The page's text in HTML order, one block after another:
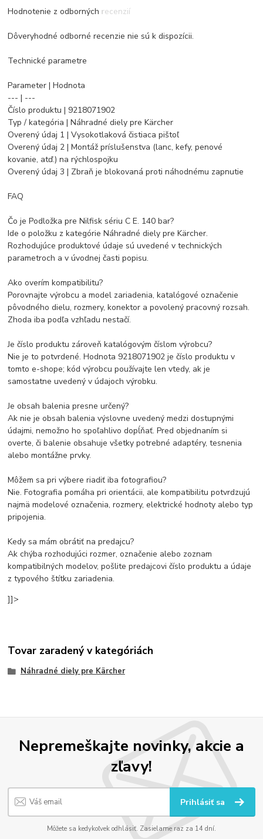
Hodnotenie z odborných recenzií
Dôveryhodné odborné recenzie nie sú k dispozícii.
Technické parametre
Parameter | Hodnota
--- | ---
Číslo produktu | 9218071902
Typ / kategória | Náhradné diely pre Kärcher
Overený údaj 1 | Vysokotlaková čistiaca pištoľ
Overený údaj 2 | Montáž príslušenstva (lanc, kefy, penové
kovanie, atď.) na rýchlospojku
Overený údaj 3 | Zbraň je blokovaná proti náhodnému zapnutie
FAQ
Čo je Podložka pre Nilfisk sériu C E. 140 bar?
Ide o položku z kategórie Náhradné diely pre Kärcher.
Rozhodujúce produktové údaje sú uvedené v technických
parametroch a v úvodnej časti popisu.
Ako overím kompatibilitu?
Porovnajte výrobcu a model zariadenia, katalógové označenie
pôvodného dielu, rozmery, konektor a povolený pracovný rozsah.
Zhoda iba podľa vzhľadu nestačí.
Je číslo produktu zároveň katalógovým číslom výrobcu?
Nie je to potvrdené. Hodnota 9218071902 je číslo produktu v
tomto e-shope; kód výrobcu používajte len vtedy, ak je
samostatne uvedený v údajoch výrobku.
Je obsah balenia presne určený?
Ak nie je obsah balenia výslovne uvedený medzi dostupnými
údajmi, nemožno ho spoľahlivo dopĺňať. Pred objednaním si
overte, či balenie obsahuje všetky potrebné adaptéry, tesnenia
alebo montážne prvky.
Môžem sa pri výbere riadiť iba fotografiou?
Nie. Fotografia pomáha pri orientácii, ale kompatibilitu potvrdzujú
najmä modelové označenia, rozmery, elektrické hodnoty alebo typ
pripojenia.
Kedy sa mám obrátiť na predajcu?
Ak chýba rozhodujúci rozmer, označenie alebo zoznam
kompatibilných modelov, pošlite predajcovi číslo produktu a údaje
z typového štítku zariadenia.
]]>
Tovar zaradený v kategóriách
Náhradné diely pre Kärcher
Nepremeškajte novinky, akcie a
zľavy!
Prihlásiť sa
Môžete sa kedykoľvek odhlásiť. Zasielame raz za 14 dní.